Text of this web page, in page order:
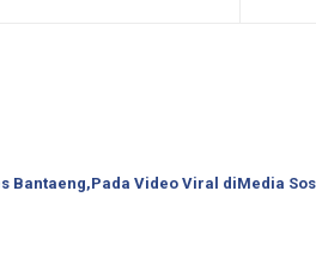
Bantaeng,Pada Video Viral diMedia